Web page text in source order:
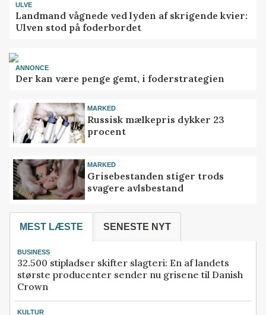
ULVE
Landmand vågnede ved lyden af skrigende kvier:
Ulven stod på foderbordet
ANNONCE
Der kan være penge gemt, i foderstrategien
MARKED
Russisk mælkepris dykker 23
procent
MARKED
Grisebestanden stiger trods
svagere avlsbestand
MEST LÆSTE SENESTE NYT
BUSINESS
32.500 stipladser skifter slagteri: En af landets
største producenter sender nu grisene til Danish
Crown
KULTUR